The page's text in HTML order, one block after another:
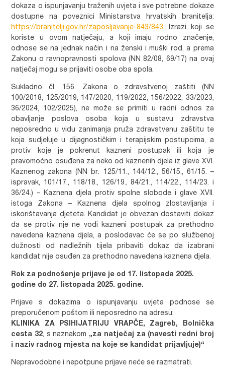
dokaza o ispunjavanju traženih uvjeta i sve potrebne dokaze
dostupne na poveznici Ministarstva hrvatskih branitelja:
https://branitelji.gov.hr/zaposljavanje-843/843. Izrazi koji se
koriste u ovom natječaju, a koji imaju rodno značenje,
odnose se na jednak način i na ženski i muški rod, a prema
Zakonu o ravnopravnosti spolova (NN 82/08, 69/17) na ovaj
natječaj mogu se prijaviti osobe oba spola.
Sukladno čl. 156. Zakona o zdravstvenoj zaštiti (NN
100/2018, 125/2019, 147/2020, 119/2022, 156/2022, 33/2023,
36/2024, 102/2025), ne može se primiti u radni odnos za
obavljanje poslova osoba koja u sustavu zdravstva
neposredno u vidu zanimanja pruža zdravstvenu zaštitu te
koja sudjeluje u dijagnostičkim i terapijskim postupcima, a
protiv koje je pokrenut kazneni postupak ili koja je
pravomoćno osuđena za neko od kaznenih djela iz glave XVI.
Kaznenog zakona (NN br. 125/11., 144/12., 56/15., 61/15. –
ispravak, 101/17., 118/18., 126/19., 84/21., 114/22., 114/23. i
36/24.) – Kaznena djela protiv spolne slobode i glave XVII.
istoga Zakona – Kaznena djela spolnog zlostavljanja i
iskorištavanja djeteta. Kandidat je obvezan dostaviti dokaz
da se protiv nje ne vodi kazneni postupak za prethodno
navedena kaznena djela, a poslodavac će se po službenoj
dužnosti od nadležnih tijela pribaviti dokaz da izabrani
kandidat nije osuđen za prethodno navedena kaznena djela.
Rok za podnošenje prijave je od 17. listopada 2025.
godine do 27. listopada 2025. godine.
Prijave s dokazima o ispunjavanju uvjeta podnose se
preporučenom poštom ili neposredno na adresu:
KLINIKA ZA PSIHIJATRIJU VRAPČE, Zagreb, Bolnička
cesta 32, s naznakom „za natječaj za (navesti redni broj
i naziv radnog mjesta na koje se kandidat prijavljuje)“
Nepravodobne i nepotpune prijave neće se razmatrati.